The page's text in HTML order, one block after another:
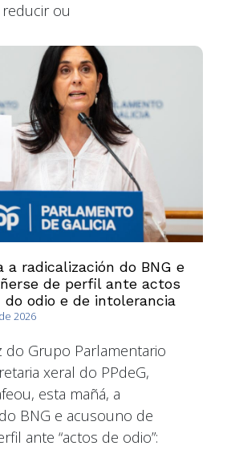
ou
a radicalización do BNG e
de perfil ante actos
odio e de intolerancia
2026
do Grupo Parlamentario
xeral do PPdeG,
esta mañá, a
BNG e acusouno de
ante “actos de odio”: